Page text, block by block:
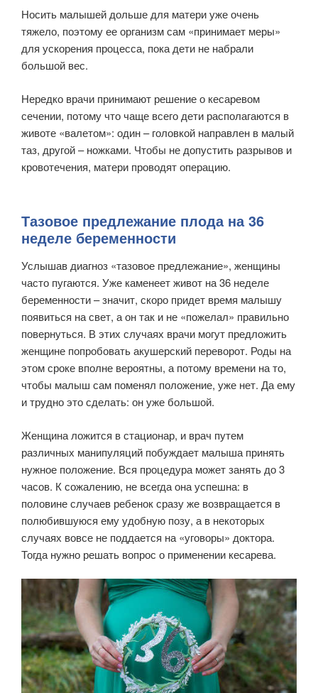
Носить малышей дольше для матери уже очень
тяжело, поэтому ее организм сам «принимает меры»
для ускорения процесса, пока дети не набрали
большой вес.
Нередко врачи принимают решение о кесаревом
сечении, потому что чаще всего дети располагаются в
животе «валетом»: один – головкой направлен в малый
таз, другой – ножками. Чтобы не допустить разрывов и
кровотечения, матери проводят операцию.
Тазовое предлежание плода на 36
неделе беременности
Услышав диагноз «тазовое предлежание», женщины
часто пугаются. Уже каменеет живот на 36 неделе
беременности – значит, скоро придет время малышу
появиться на свет, а он так и не «пожелал» правильно
повернуться. В этих случаях врачи могут предложить
женщине попробовать акушерский переворот. Роды на
этом сроке вполне вероятны, а потому времени на то,
чтобы малыш сам поменял положение, уже нет. Да ему
и трудно это сделать: он уже большой.
Женщина ложится в стационар, и врач путем
различных манипуляций побуждает малыша принять
нужное положение. Вся процедура может занять до 3
часов. К сожалению, не всегда она успешна: в
половине случаев ребенок сразу же возвращается в
полюбившуюся ему удобную позу, а в некоторых
случаях вовсе не поддается на «уговоры» доктора.
Тогда нужно решать вопрос о применении кесарева.